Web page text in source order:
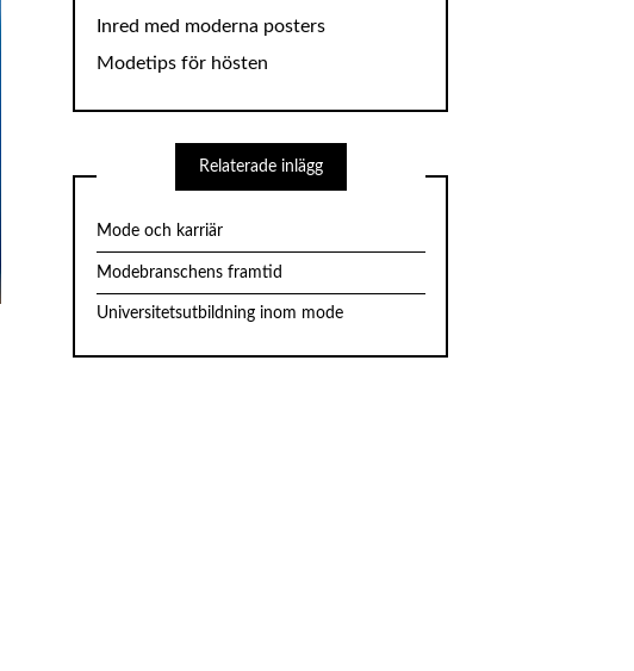
Inred med moderna posters
Modetips för hösten
Relaterade inlägg
Mode och karriär
Modebranschens framtid
Universitetsutbildning inom mode